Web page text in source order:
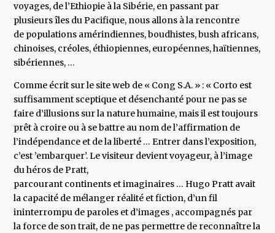
voyages, de l’Ethiopie à la Sibérie, en passant par
plusieurs îles du Pacifique, nous allons à la rencontre
de populations amérindiennes, boudhistes, bush africans,
chinoises, créoles, éthiopiennes, européennes, haïtiennes,
sibériennes, …
Comme écrit sur le site web de « Cong S.A. » : « Corto est
suffisamment sceptique et désenchanté pour ne pas se
faire d’illusions sur la nature humaine, mais il est toujours
prêt à croire ou à se battre au nom de l’affirmation de
l’indépendance et de la liberté … Entrer dans l’exposition,
c’est ’embarquer’. Le visiteur devient voyageur, à l’image
du héros de Pratt,
parcourant continents et imaginaires … Hugo Pratt avait
la capacité de mélanger réalité et fiction, d’un fil
ininterrompu de paroles et d’images , accompagnés par
la force de son trait, de ne pas permettre de reconnaître la